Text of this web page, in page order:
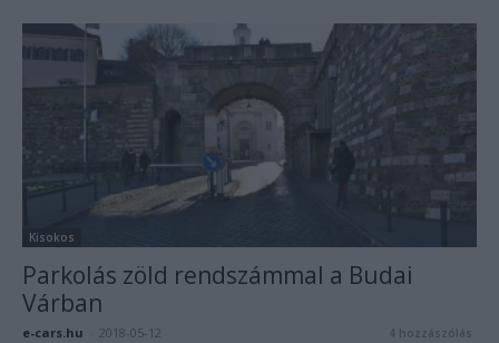
Kisokos
Parkolás zöld rendszámmal a Budai
Várban
e-cars.hu 2018-05-12 4 hozzászólás